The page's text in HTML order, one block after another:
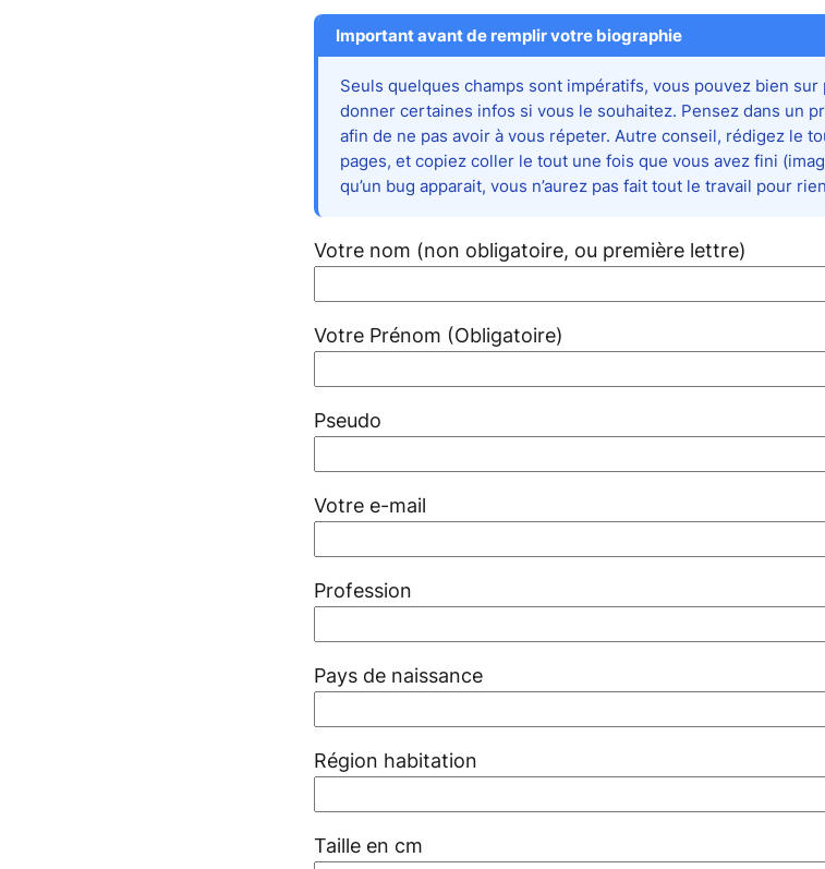
Important avant de remplir votre biographie
Seuls quelques champs sont impératifs, vous pouvez bien
donner certaines infos si vous le souhaitez. Pensez dans un
afin de ne pas avoir à vous répeter. Autre conseil, rédigez le
pages, et copiez coller le tout une fois que vous avez fini
qu’un bug apparait, vous n’aurez pas fait tout le travail pour
Votre nom (non obligatoire, ou première lettre)
Votre Prénom (Obligatoire)
Pseudo
Votre e-mail
Profession
Pays de naissance
Région habitation
Taille en cm